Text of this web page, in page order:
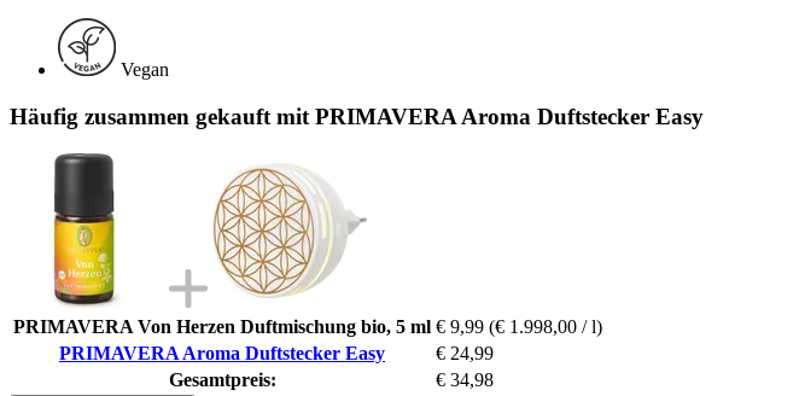
Vegan
Häufig zusammen gekauft mit PRIMAVERA Aroma Duftstecker Easy
PRIMAVERA Von Herzen Duftmischung bio, 5 ml € 9,99 (€ 1.998,00 / l)
PRIMAVERA Aroma Duftstecker Easy
€ 24,99
Gesamtpreis:
€ 34,98